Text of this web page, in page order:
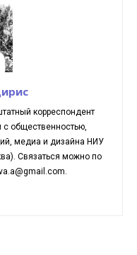
корреспондент
с общественностью,
медиа и дизайна НИУ
Связаться можно по